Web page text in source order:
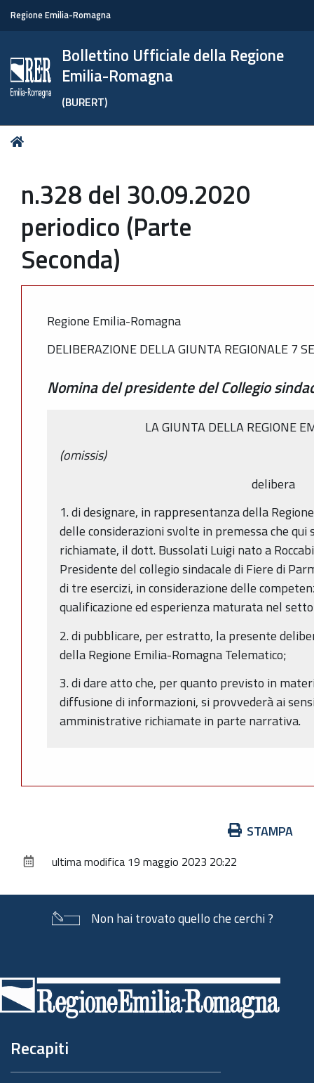
Regione Emilia-Romagna
Bollettino Ufficiale della Regione
Emilia-Romagna
(BURERT)
Tu
n.328 del 30.09.2020
periodico (Parte
Seconda)
Regione Emilia-Romagna
DELIBERAZIONE DELLA GIUNTA REGIONALE 7
Nomina del presidente del Collegio
LA GIUNTA DELLA REGIONE
(omissis)
delibera
1. di designare, in rappresentanza della
delle considerazioni svolte in premessa che
richiamate, il dott. Bussolati Luigi nato a
Presidente del collegio sindacale di Fiere di
di tre esercizi, in considerazione delle
qualificazione ed esperienza maturata nel
2. di pubblicare, per estratto, la presente
della Regione Emilia-Romagna Telematico;
3. di dare atto che, per quanto previsto in
diffusione di informazioni, si provvederà ai
amministrative richiamate in parte narrativa.
documento
STAMPA
ultima modifica 19 maggio 2023 20:22
Non hai trovato quello che cerchi ?
di
pagina
Recapiti